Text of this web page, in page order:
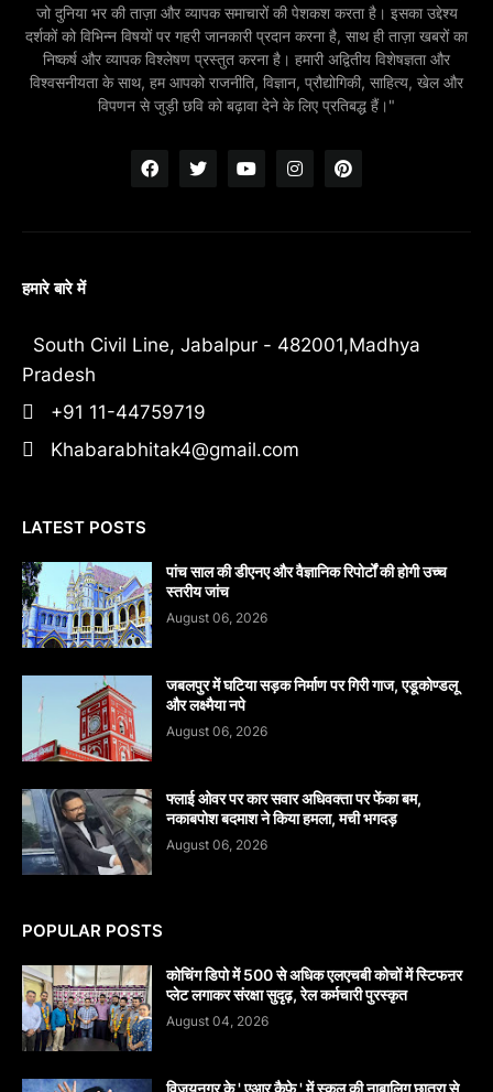
जो दुनिया भर की ताज़ा और व्यापक समाचारों की पेशकश करता है। इसका उद्देश्य
दर्शकों को विभिन्न विषयों पर गहरी जानकारी प्रदान करना है, साथ ही ताज़ा खबरों का
निष्कर्ष और व्यापक विश्लेषण प्रस्तुत करना है। हमारी अद्वितीय विशेषज्ञता और
विश्वसनीयता के साथ, हम आपको राजनीति, विज्ञान, प्रौद्योगिकी, साहित्य, खेल और
विपणन से जुड़ी छवि को बढ़ावा देने के लिए प्रतिबद्ध हैं।"
हमारे बारे में
South Civil Line, Jabalpur - 482001,Madhya
Pradesh
+91 11-44759719
Khabarabhitak4@gmail.com
LATEST POSTS
पांच साल की डीएनए और वैज्ञानिक रिपोर्टों की होगी उच्च
स्तरीय जांच
August 06, 2026
जबलपुर में घटिया सड़क निर्माण पर गिरी गाज, एडूकोण्डलू
और लक्ष्मैया नपे
August 06, 2026
फ्लाई ओवर पर कार सवार अधिवक्ता पर फेंका बम,
नकाबपोश बदमाश ने किया हमला, मची भगदड़
August 06, 2026
POPULAR POSTS
कोचिंग डिपो में 500 से अधिक एलएचबी कोचों में स्टिफऩर
प्लेट लगाकर संरक्षा सुदृढ़, रेल कर्मचारी पुरस्कृत
August 04, 2026
विजयनगर के ' एआर कैफे ' में स्कूल की नाबालिग छात्रा से